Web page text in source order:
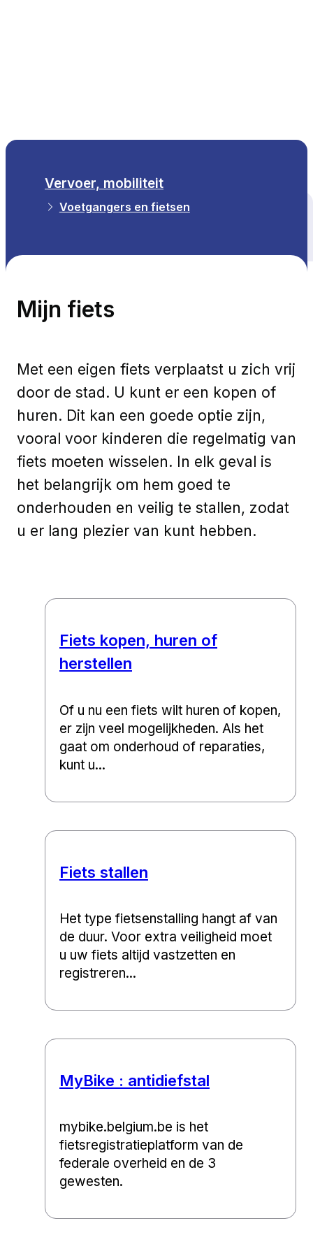
Vervoer, mobiliteit
Voetgangers en fietsen
Mijn fiets
Met een eigen fiets verplaatst u zich vrij
door de stad. U kunt er een kopen of
huren. Dit kan een goede optie zijn,
vooral voor kinderen die regelmatig van
fiets moeten wisselen. In elk geval is
het belangrijk om hem goed te
onderhouden en veilig te stallen, zodat
u er lang plezier van kunt hebben.
Fiets kopen, huren of
herstellen
Of u nu een fiets wilt huren of kopen,
er zijn veel mogelijkheden. Als het
gaat om onderhoud of reparaties,
kunt u...
Fiets stallen
Het type fietsenstalling hangt af van
de duur. Voor extra veiligheid moet
u uw fiets altijd vastzetten en
registreren...
MyBike : antidiefstal
mybike​.bel​gium​.be is het
fietsregistratieplatform van de
federale overheid en de 3
gewesten.